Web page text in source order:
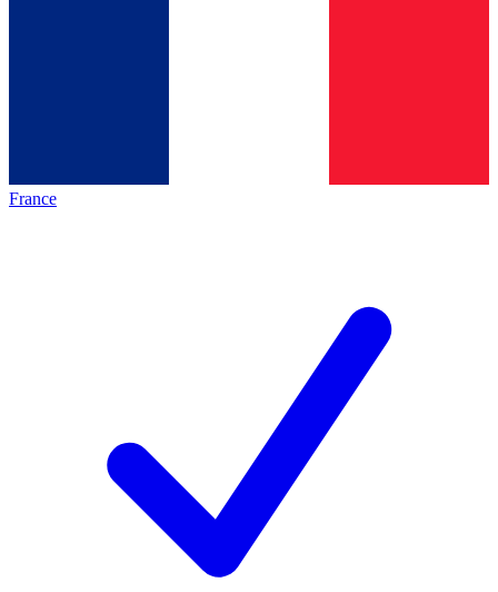
France